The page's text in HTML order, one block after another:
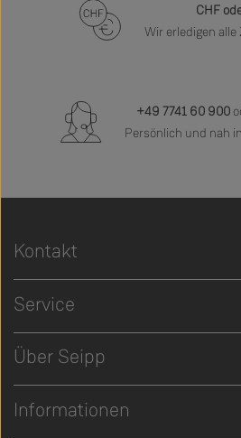
CHF
Wir erledigen
+49 7741 60 900
Persönlich und nah
Kontakt
Service
Über Seipp
Informationen